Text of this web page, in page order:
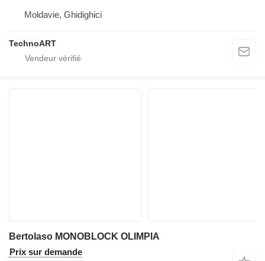
Moldavie, Ghidighici
TechnoART
Bertolaso MONOBLOCK OLIMPIA
Prix sur demande